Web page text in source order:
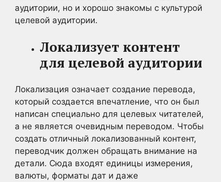
аудитории, но и хорошо знакомы с культурой
целевой аудитории.
Локализует контент
для целевой аудитории
Локализация означает создание перевода,
который создается впечатление, что он был
написан специально для целевых читателей,
а не является очевидным переводом. Чтобы
создать отличный локализованный контент,
переводчик должен обращать внимание на
детали. Сюда входят единицы измерения,
валюты, форматы дат и даже